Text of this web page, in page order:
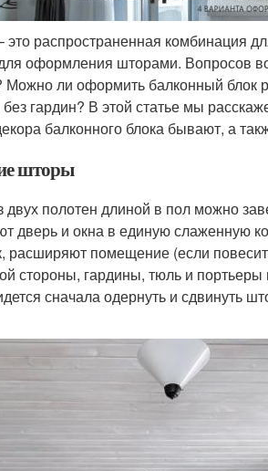
распространенная комбинация
оформления шторами. Вопросов
Можно ли оформить балконный
гардин? В этой статье мы
балконного блока бывают, а
шторы
двух полотен длиной в пол можно
дверь и окна в единую слаженную
расширяют помещение (если
стороны, гардины, тюль и
сначала одернуть и сдвинуть